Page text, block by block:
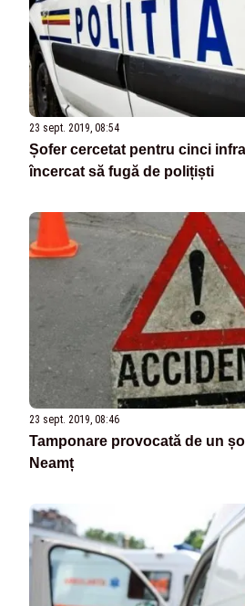
23 sept. 2019, 08:54
Șofer cercetat pentru cinci
încercat să fugă de polițiști
23 sept. 2019, 08:46
Tamponare provocată de un
Neamț